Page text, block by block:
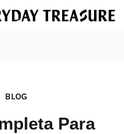
BLOG
Para